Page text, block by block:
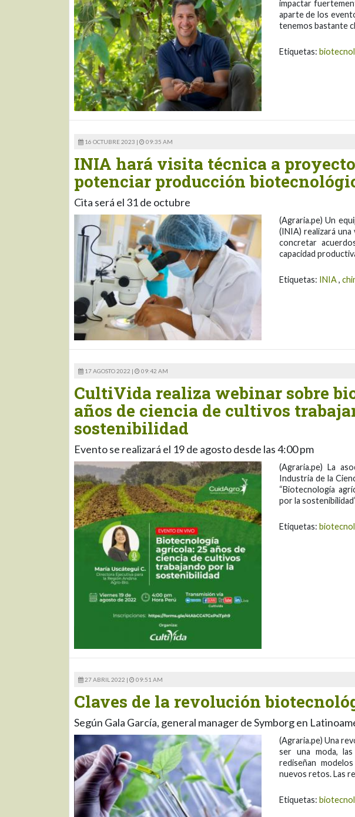
impactar
aparte de los
tenemos bastante
Etiquetas:
16 OCTUBRE 2023 | 09:35 AM
INIA hará visita técnica a
potenciar producción
Cita será el 31 de octubre
(Agraria.pe) Un
(INIA) realizará una
concretar
capacidad
Etiquetas: INIA,
17 AGOSTO 2022 | 09:42 AM
CultiVida realiza webinar sobre
años de ciencia de cultivos
sostenibilidad
Evento se realizará el 19 de agosto desde las 4:00 pm
(Agraria.pe) La
Industria de la
“Biotecnología
por la
Etiquetas:
27 ABRIL 2022 | 09:51 AM
Claves de la revolución
Según Gala García, general manager de Symborg en
(Agraria.pe) Una
ser una moda,
rediseñan
nuevos retos. Las
Etiquetas: